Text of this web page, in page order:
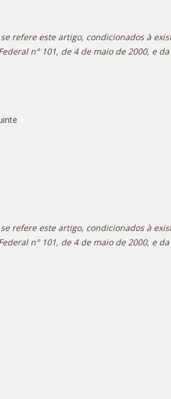
refere este artigo, condicionados à
n° 101, de 4 de maio de 2000, e
refere este artigo, condicionados à
n° 101, de 4 de maio de 2000, e